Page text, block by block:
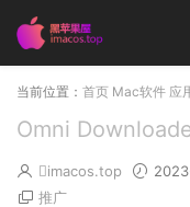
当前位置： 首页 Mac软件 应
Omni
imacos.top
推广